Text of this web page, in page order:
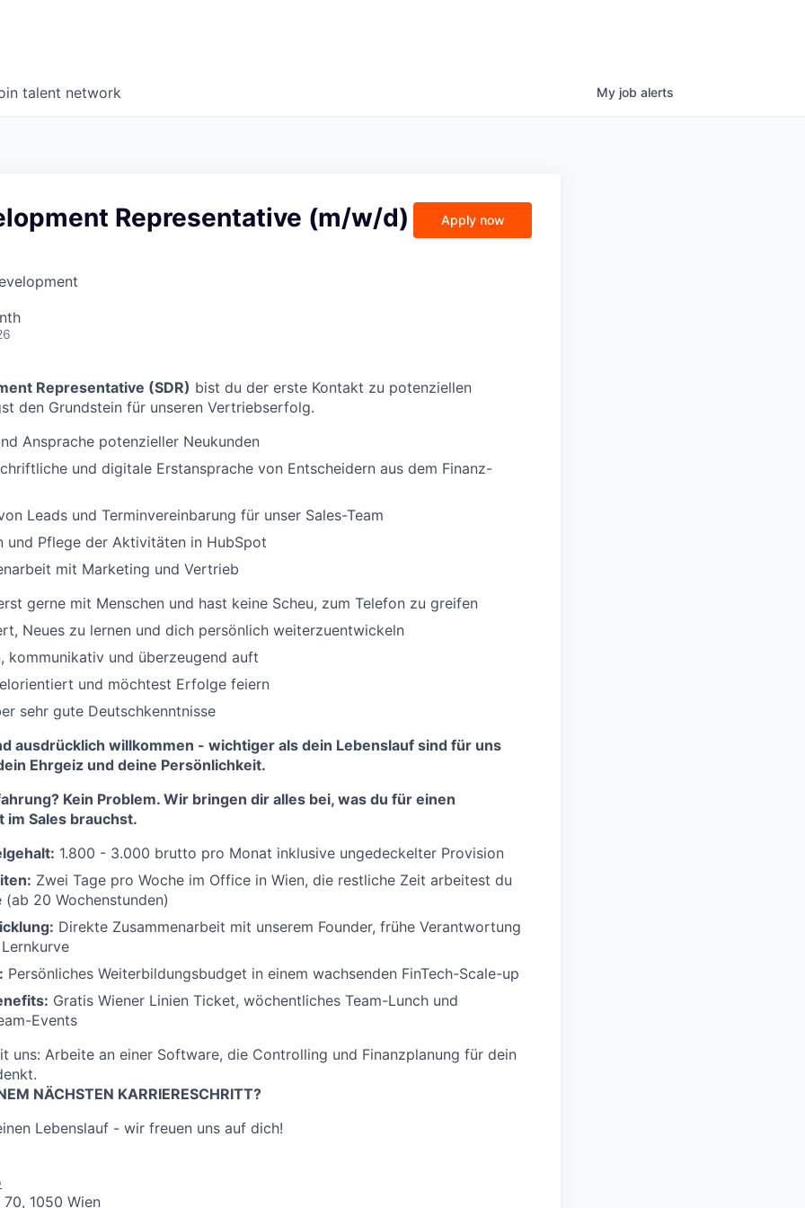
talent network My job alerts
Representative (m/w/d) Apply now
Representative (SDR) bist du der erste Kontakt zu potenziellen
den Grundstein für unseren Vertriebserfolg.
Ansprache potenzieller Neukunden
und digitale Erstansprache von Entscheidern aus dem Finanz-
Leads und Terminvereinbarung für unser Sales-Team
und Pflege der Aktivitäten in HubSpot
mit Marketing und Vertrieb
gerne mit Menschen und hast keine Scheu, zum Telefon zu greifen
Neues zu lernen und dich persönlich weiterzuentwickeln
kommunikativ und überzeugend auft
und möchtest Erfolge feiern
sehr gute Deutschkenntnisse
ausdrücklich willkommen - wichtiger als dein Lebenslauf sind für uns
Ehrgeiz und deine Persönlichkeit.
Kein Problem. Wir bringen dir alles bei, was du für einen
Sales brauchst.
1.800 - 3.000 brutto pro Monat inklusive ungedeckelter Provision
Zwei Tage pro Woche im Office in Wien, die restliche Zeit arbeitest du
20 Wochenstunden)
Direkte Zusammenarbeit mit unserem Founder, frühe Verantwortung
Persönliches Weiterbildungsbudget in einem wachsenden FinTech-Scale-up
Gratis Wiener Linien Ticket, wöchentliches Team-Lunch und
Events
uns: Arbeite an einer Software, die Controlling und Finanzplanung für dein
NÄCHSTEN KARRIERESCHRITT?
Lebenslauf - wir freuen uns auf dich!
1050 Wien